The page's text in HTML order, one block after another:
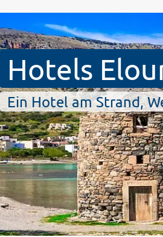
Hotels
Ein Hotel am Strand,